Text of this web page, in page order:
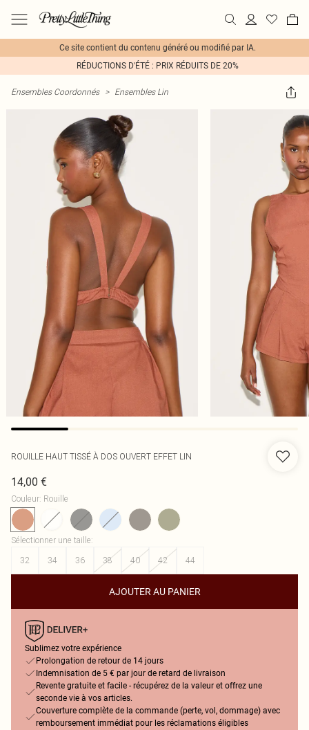
Ce site contient du contenu généré ou modifié par IA.
RÉDUCTIONS D'ÉTÉ : PRIX RÉDUITS DE 20%
Ensembles Coordonnés > Ensembles Lin
ROUILLE HAUT TISSÉ À DOS OUVERT EFFET LIN
14,00 €
Couleur: Rouille
Sélectionner une taille:
32
34 36 38 40 42 44
AJOUTER AU PANIER
Sublimez votre expérience
Prolongation de retour de 14 jours
Indemnisation de 5 € par jour de retard de livraison
Revente gratuite et facile - récupérez de la valeur et offrez une
seconde vie à vos articles.
Couverture complète de la commande (perte, vol, dommage) avec
remboursement immédiat pour les réclamations éligibles